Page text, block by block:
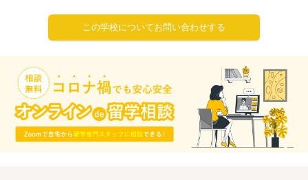
この学校についてお問い合わせする